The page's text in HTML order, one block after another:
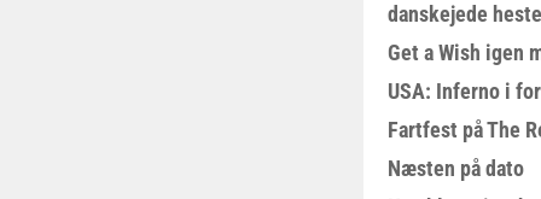
danskejede
Get a Wish igen
USA: Inferno i
Fartfest på The
Næsten på dato